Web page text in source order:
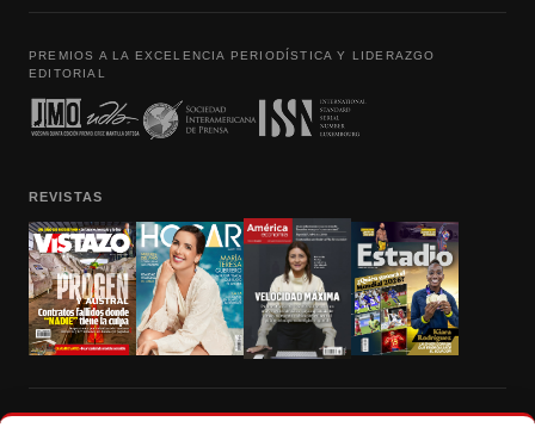
PREMIOS A LA EXCELENCIA PERIODÍSTICA Y LIDERAZGO
EDITORIAL
REVISTAS